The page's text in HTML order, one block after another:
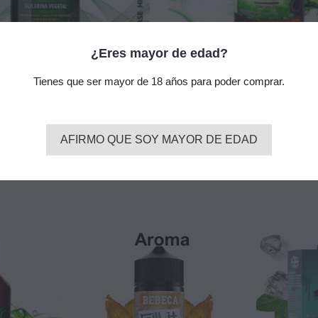
VG 100ml - Vap Fip
Añadir
Base 200ml 100%PG VAP FIP
add_shopping_cart
¿Eres mayor de edad?
Tienes que ser mayor de 18 años para poder comprar.
AFIRMO QUE SOY MAYOR DE EDAD